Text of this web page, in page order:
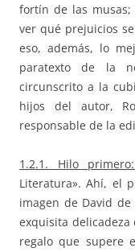
fortín de las
ver qué prejuicios
eso, además, lo
paratexto de la
circunscrito a la
hijos del autor,
responsable de la
1.2.1. Hilo
Literatura». Ahí, el
imagen de David
exquisita
regalo que supere